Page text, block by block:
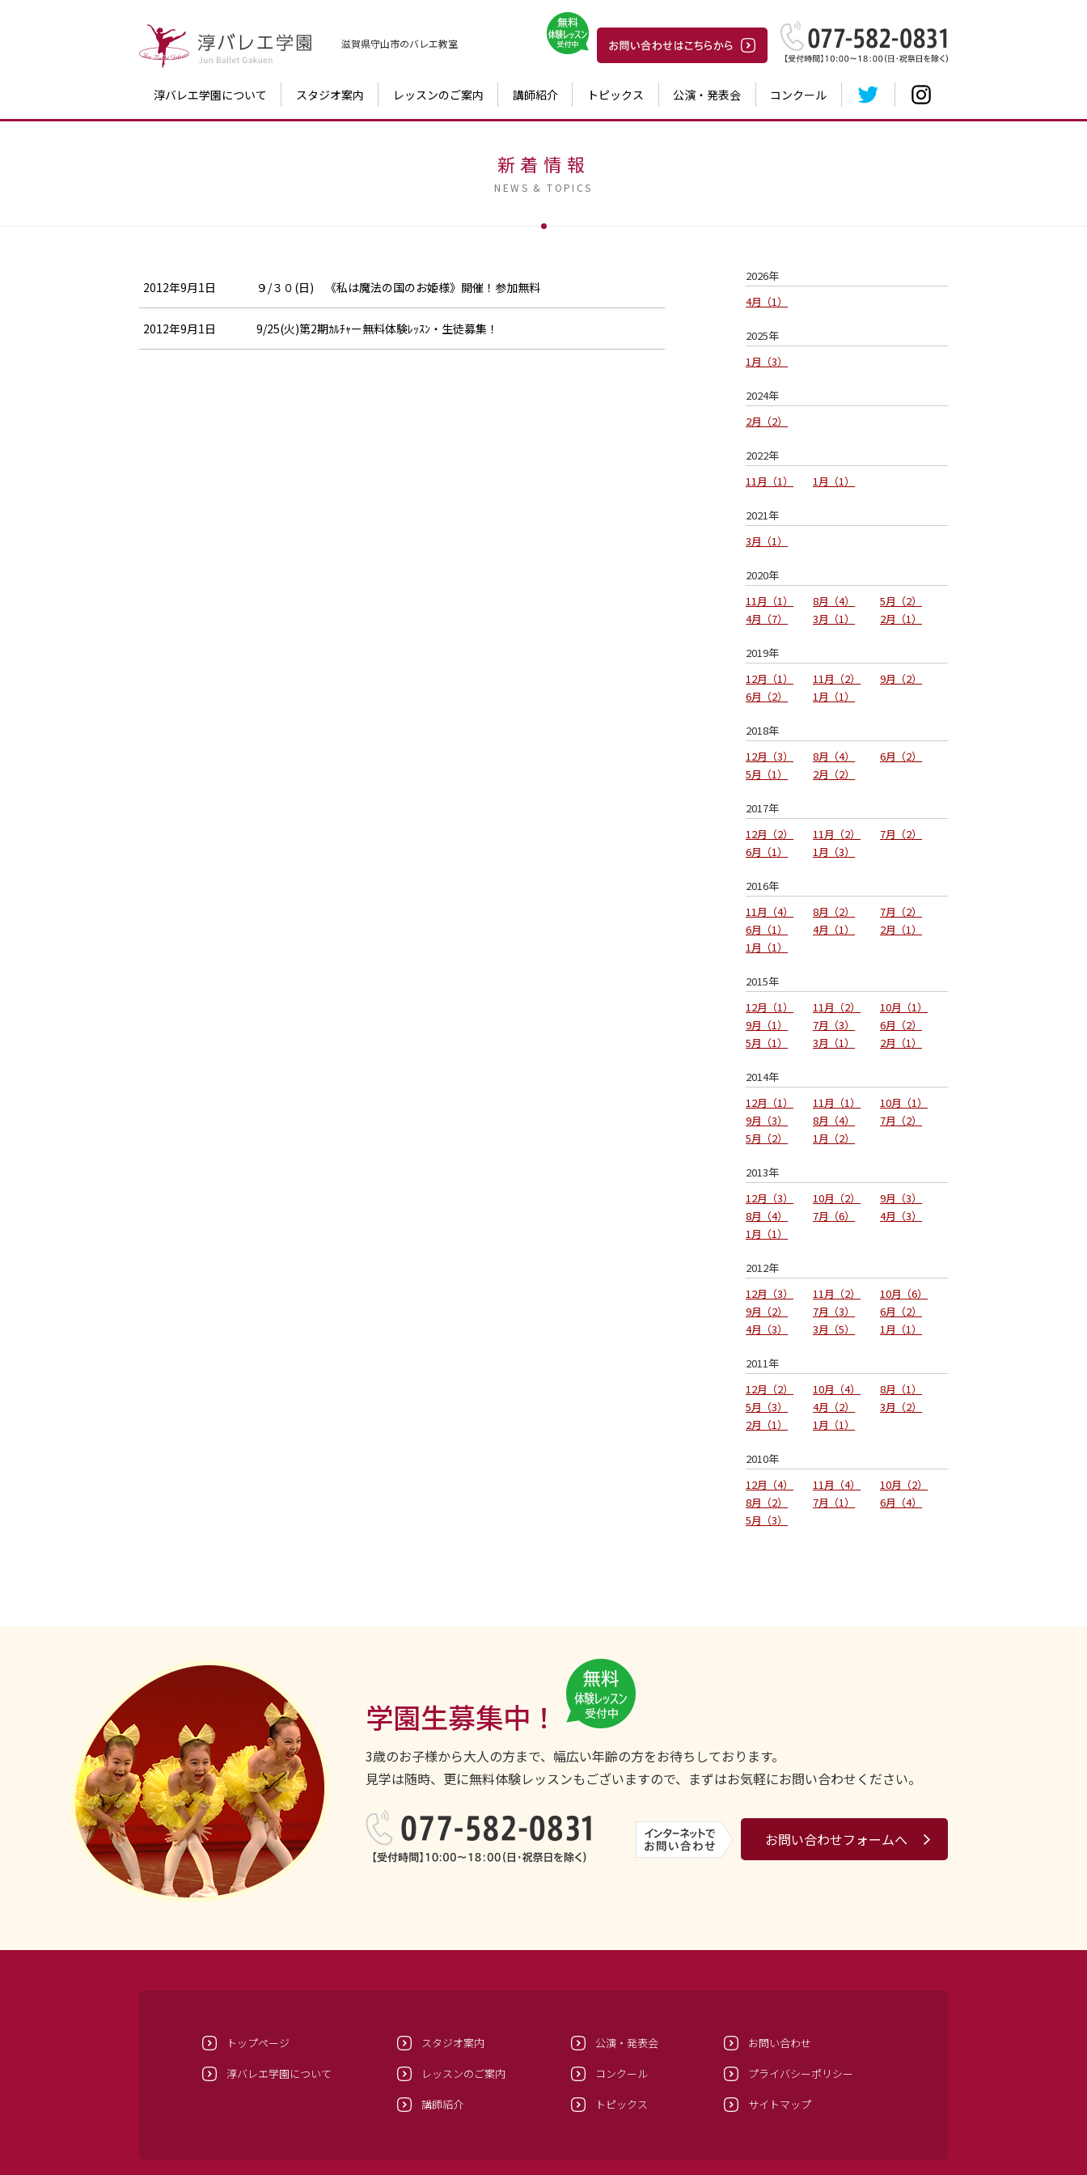
滋賀県守山市のバレエ教室
淳バレエ学園について スタジオ案内 レッスンのご案内 講師紹介 トピックス 公演・発表会 コンクール
新着情報
NEWS & TOPICS
2012年9月1日 ９/３０(日) 《私は魔法の国のお姫様》開催！参加無料
2012年9月1日 9/25(火)第2期ｶﾙﾁｬー無料体験ﾚｯｽﾝ・生徒募集！
2026年
4月
1
2025年
1月
3
2024年
2月
2
2022年
11月
1 1月 1
2021年
3月
1
2020年
11月
1 8月 4 5月
2
4月
7 3月 1 2月 1
2019年
12月
1 11月 2 9月
2
6月
2 1月 1
2018年
12月
3 8月 4 6月
2
5月
1 2月 2
2017年
12月
2 11月 2 7月
2
6月
1 1月 3
2016年
11月
4 8月 2 7月
2
6月
1 4月 1 2月
1
1月
1
2015年
12月
1 11月 2 10月
1
9月
1 7月 3 6月
2
5月
1 3月 1 2月 1
2014年
12月
1 11月 1 10月
1
9月
3 8月 4 7月
2
5月
2 1月 2
2013年
12月
3 10月 2 9月
3
8月
4 7月 6 4月
3
1月
1
2012年
12月
3 11月 2 10月
6
9月
2 7月 3 6月
2
4月
3 3月 5 1月 1
2011年
12月
2 10月 4 8月
1
5月
3 4月 2 3月
2
2月
1 1月 1
2010年
12月
4 11月 4 10月
2
8月
2 7月 1 6月
4
5月
3
学園生募集中！
3歳のお子様から大人の方まで、幅広い年齢の方をお待ちしております。
見学は随時、更に無料体験レッスンもございますので、まずはお気軽にお問い合わせください。
お問い合わせフォームへ
トップページ
淳バレエ学園について
スタジオ案内
レッスンのご案内
講師紹介
公演・発表会
コンクール
トピックス
お問い合わせ
プライバシーポリシー
サイトマップ